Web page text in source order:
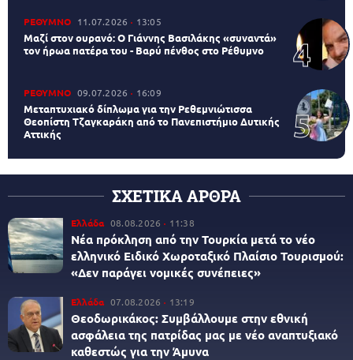
ΡΕΘΥΜΝΟ 11.07.2026 13:05
Μαζί στον ουρανό: Ο Γιάννης Βασιλάκης «συναντά»
τον ήρωα πατέρα του - Βαρύ πένθος στο Ρέθυμνο
ΡΕΘΥΜΝΟ 09.07.2026 16:09
Μεταπτυχιακό δίπλωμα για την Ρεθεμνιώτισσα
Θεοπίστη Τζαγκαράκη από το Πανεπιστήμιο Δυτικής
Αττικής
ΣΧΕΤΙΚΑ ΑΡΘΡΑ
Ελλάδα 08.08.2026 11:38
Νέα πρόκληση από την Τουρκία μετά το νέο
ελληνικό Ειδικό Χωροταξικό Πλαίσιο Τουρισμού:
«Δεν παράγει νομικές συνέπειες»
Ελλάδα 07.08.2026 13:19
Θεοδωρικάκος: Συμβάλλουμε στην εθνική
ασφάλεια της πατρίδας μας με νέο αναπτυξιακό
καθεστώς για την Άμυνα